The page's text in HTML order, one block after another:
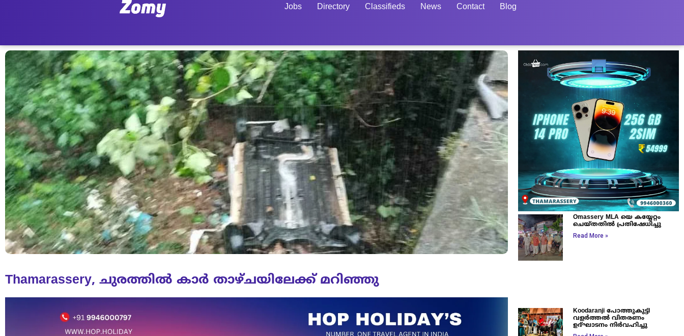
Jobs Directory Classifieds News Contact Blog
Thamarassery, ചുരത്തിൽ കാർ താഴ്ചയിലേക്ക് മറിഞ്ഞു
Omassery MLA യെ കയ്യേറ്റം
ചെയ്തതിൽ പ്രതിഷേധിച്ചു
Read More »
Koodaranji പോത്തുകുട്ടി
വളർത്തൽ വിതരണം
ഉദ്ഘാടനം നിർവഹിച്ചു